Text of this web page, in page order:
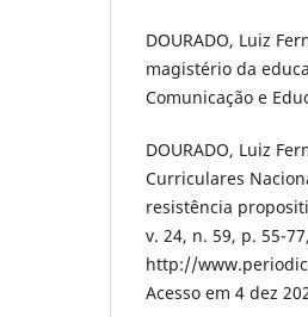
DOURADO, Luiz
magistério da
Comunicação e
DOURADO, Luiz
Curriculares
resistência
v. 24, n. 59, p. 55-
http://
Acesso em 4 dez